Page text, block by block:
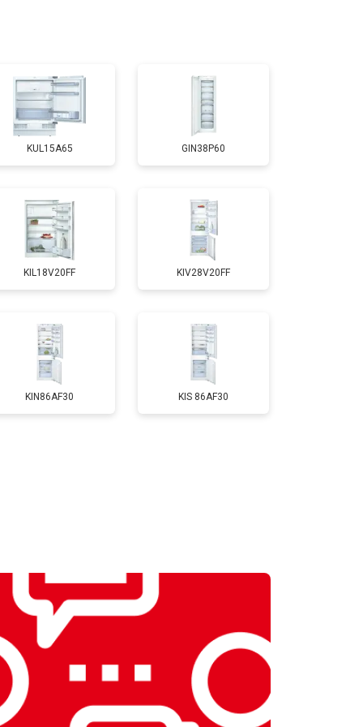
1810 ₽ Заказать
1700 ₽ Заказать
2550 ₽ Заказать
1700 ₽ Заказать
4750 ₽ Заказать
3650 ₽
1900 ₽
KUL15A65 GIN38P60
KIL18V20FF KIV28V20FF
KIN86AF30 KIS 86AF30